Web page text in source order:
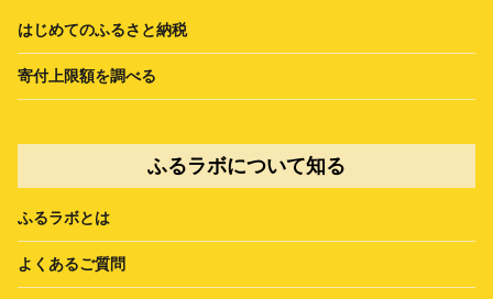
はじめてのふるさと納税
寄付上限額を調べる
ふるラボについて知る
ふるラボとは
よくあるご質問